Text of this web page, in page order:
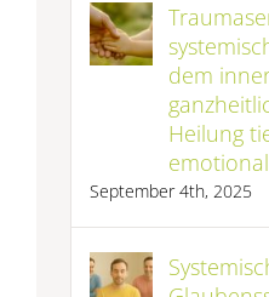
dem
Heilung
September 4th, 2025